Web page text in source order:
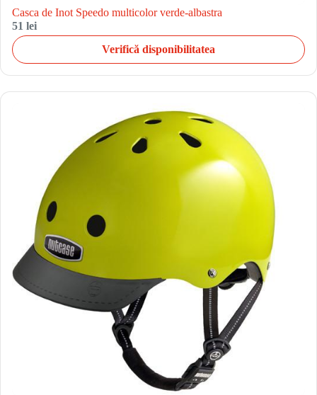
Casca de Inot Speedo multicolor verde-albastra
51 lei
Verifică disponibilitatea